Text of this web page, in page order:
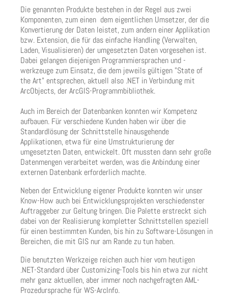
Die genannten Produkte bestehen in der Regel aus zwei
Komponenten, zum einen dem eigentlichen Umsetzer, der die
Konvertierung der Daten leistet, zum andern einer Applikation
bzw. Extension, die für das einfache Handling (Verwalten,
Laden, Visualisieren) der umgesetzten Daten vorgesehen ist.
Dabei gelangen diejenigen Programmiersprachen und -
werkzeuge zum Einsatz, die dem jeweils gültigen "State of
the Art" entsprechen, aktuell also .NET in Verbindung mit
ArcObjects, der ArcGIS-Programmbibliothek.
Auch im Bereich der Datenbanken konnten wir Kompetenz
aufbauen. Für verschiedene Kunden haben wir über die
Standardlösung der Schnittstelle hinausgehende
Applikationen, etwa für eine Umstrukturierung der
umgesetzten Daten, entwickelt. Oft mussten dann sehr große
Datenmengen verarbeitet werden, was die Anbindung einer
externen Datenbank erforderlich machte.
Neben der Entwicklung eigener Produkte konnten wir unser
Know-How auch bei Entwicklungsprojekten verschiedenster
Auftraggeber zur Geltung bringen. Die Palette erstreckt sich
dabei von der Realisierung kompletter Schnittstellen speziell
für einen bestimmten Kunden, bis hin zu Software-Lösungen in
Bereichen, die mit GIS nur am Rande zu tun haben.
Die benutzten Werkzeige reichen auch hier vom heutigen
.NET-Standard über Customizing-Tools bis hin etwa zur nicht
mehr ganz aktuellen, aber immer noch nachgefragten AML-
Prozedursprache für WS-ArcInfo.